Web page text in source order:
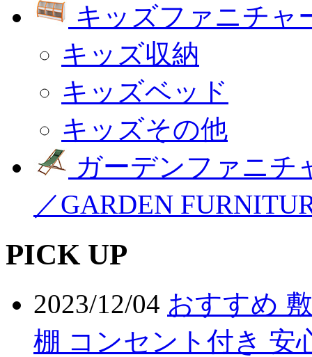
キッズファニチャ
キッズ収納
キッズベッド
キッズその他
ガーデンファニチ
／GARDEN
PICK UP
2023/12/04 おすすめ
棚 コンセント付き 安